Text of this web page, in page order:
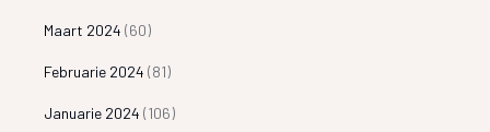
Maart 2024 (60)
Februarie 2024 (81)
Januarie 2024 (106)